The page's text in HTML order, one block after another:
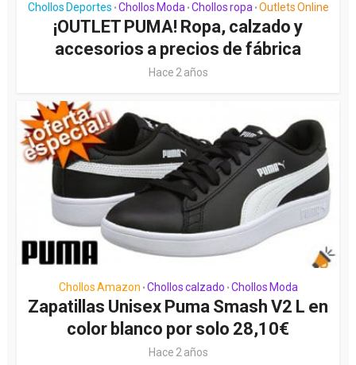
Chollos Deportes • Chollos Moda • Chollos ropa • Outlets Online
¡OUTLET PUMA! Ropa, calzado y
accesorios a precios de fábrica
Hace 2 años
Chollos Amazon • Chollos calzado • Chollos Moda
Zapatillas Unisex Puma Smash V2 L en
color blanco por solo 28,10€
Hace 2 años